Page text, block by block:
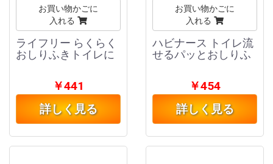
お買い物かごに
入れる
ライフリー らくらく
おしりふきトイレに
￥441
詳しく見る
お買い物かごに
入れる
ハビナース トイレ流
せるパッとおしりふ
￥454
詳しく見る